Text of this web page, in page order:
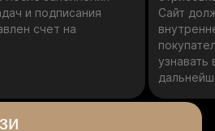
и подписания
счет на
Сайт